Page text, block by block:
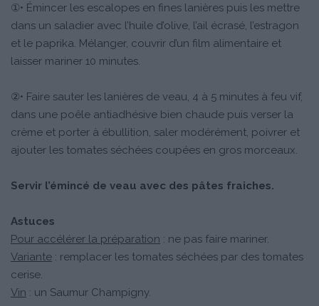
①• Émincer les escalopes en fines lanières puis les mettre
dans un saladier avec l’huile d’olive, l’ail écrasé, l’estragon
et le paprika. Mélanger, couvrir d’un film alimentaire et
laisser mariner 10 minutes.
②• Faire sauter les lanières de veau, 4 à 5 minutes à feu vif,
dans une poêle antiadhésive bien chaude puis verser la
crème et porter à ébullition, saler modérément, poivrer et
ajouter les tomates séchées coupées en gros morceaux.
Servir l’émincé de veau avec des pâtes fraiches.
Astuces
Pour accélérer la préparation : ne pas faire mariner.
Variante : remplacer les tomates séchées par des tomates
cerise.
Vin : un Saumur Champigny.